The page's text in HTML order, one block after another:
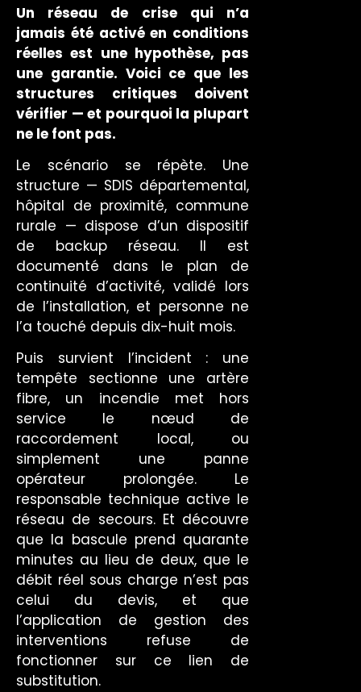
Un réseau de crise qui n’a
jamais été activé en conditions
réelles est une hypothèse, pas
une garantie. Voici ce que les
structures critiques doivent
vérifier — et pourquoi la plupart
ne le font pas.
Le scénario se répète. Une
structure — SDIS départemental,
hôpital de proximité, commune
rurale — dispose d’un dispositif
de backup réseau. Il est
documenté dans le plan de
continuité d’activité, validé lors
de l’installation, et personne ne
l’a touché depuis dix-huit mois.
Puis survient l’incident : une
tempête sectionne une artère
fibre, un incendie met hors
service le nœud de
raccordement local, ou
simplement une panne
opérateur prolongée. Le
responsable technique active le
réseau de secours. Et découvre
que la bascule prend quarante
minutes au lieu de deux, que le
débit réel sous charge n’est pas
celui du devis, et que
l’application de gestion des
interventions refuse de
fonctionner sur ce lien de
substitution.